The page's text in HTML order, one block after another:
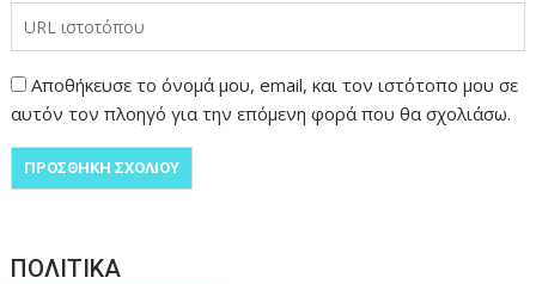
Αποθήκευσε το όνομά μου, email, και τον ιστότοπο μου σε
αυτόν τον πλοηγό για την επόμενη φορά που θα σχολιάσω.
ΠΟΛΙΤΙΚΑ